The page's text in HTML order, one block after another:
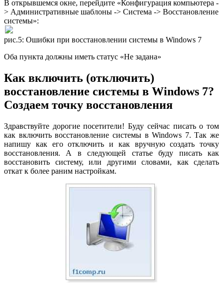
В открывшемся окне, перейдите «Конфигурация компьютера -
> Административные шаблоны -> Система -> Восстановление
системы»:
рис.5: Ошибки при восстановлении системы в Windows 7
Оба пункта должны иметь статус «Не задана»
Как включить (отключить)
восстановление системы в Windows 7?
Создаем точку восстановления
Здравствуйте дорогие посетители! Буду сейчас писать о том
как включить восстановление системы в Windows 7. Так же
напишу как его отключить и как вручную создать точку
восстановления. А в следующей статье буду писать как
восстановить систему, или другими словами, как сделать
откат к более раним настройкам.